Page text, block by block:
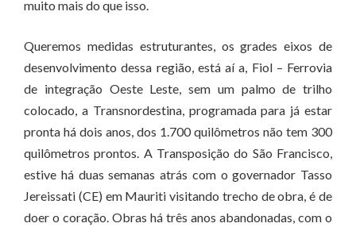
muito mais do que isso.
Queremos medidas estruturantes, os grades eixos de
desenvolvimento dessa região, está aí a, Fiol – Ferrovia
de integração Oeste Leste, sem um palmo de trilho
colocado, a Transnordestina, programada para já estar
pronta há dois anos, dos 1.700 quilômetros não tem 300
quilômetros prontos. A Transposição do São Francisco,
estive há duas semanas atrás com o governador Tasso
Jereissati (CE) em Mauriti visitando trecho de obra, é de
doer o coração. Obras há três anos abandonadas, com o